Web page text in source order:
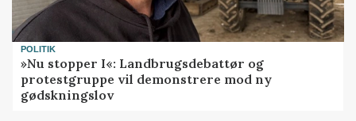
POLITIK
»Nu stopper I«: Landbrugsdebattør og
protestgruppe vil demonstrere mod ny
gødskningslov